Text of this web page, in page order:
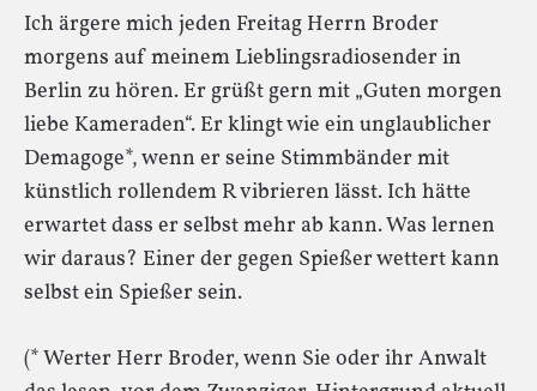
Ich ärgere mich jeden Freitag Herrn Broder
morgens auf meinem Lieblingsradiosender in
Berlin zu hören. Er grüßt gern mit „Guten morgen
liebe Kameraden“. Er klingt wie ein unglaublicher
Demagoge*, wenn er seine Stimmbänder mit
künstlich rollendem R vibrieren lässt. Ich hätte
erwartet dass er selbst mehr ab kann. Was lernen
wir daraus? Einer der gegen Spießer wettert kann
selbst ein Spießer sein.
(* Werter Herr Broder, wenn Sie oder ihr Anwalt